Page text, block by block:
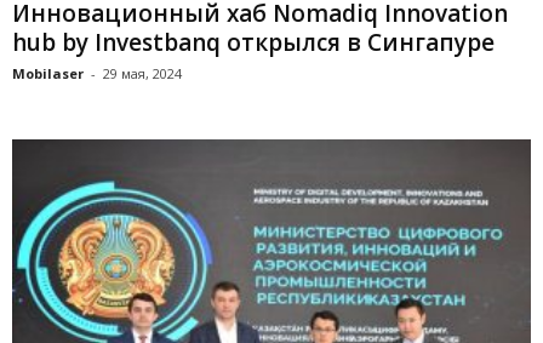
Инновационный хаб Nomadiq Innovation
hub by Investbanq открылся в Сингапуре
Mobilaser - 29 мая, 2024